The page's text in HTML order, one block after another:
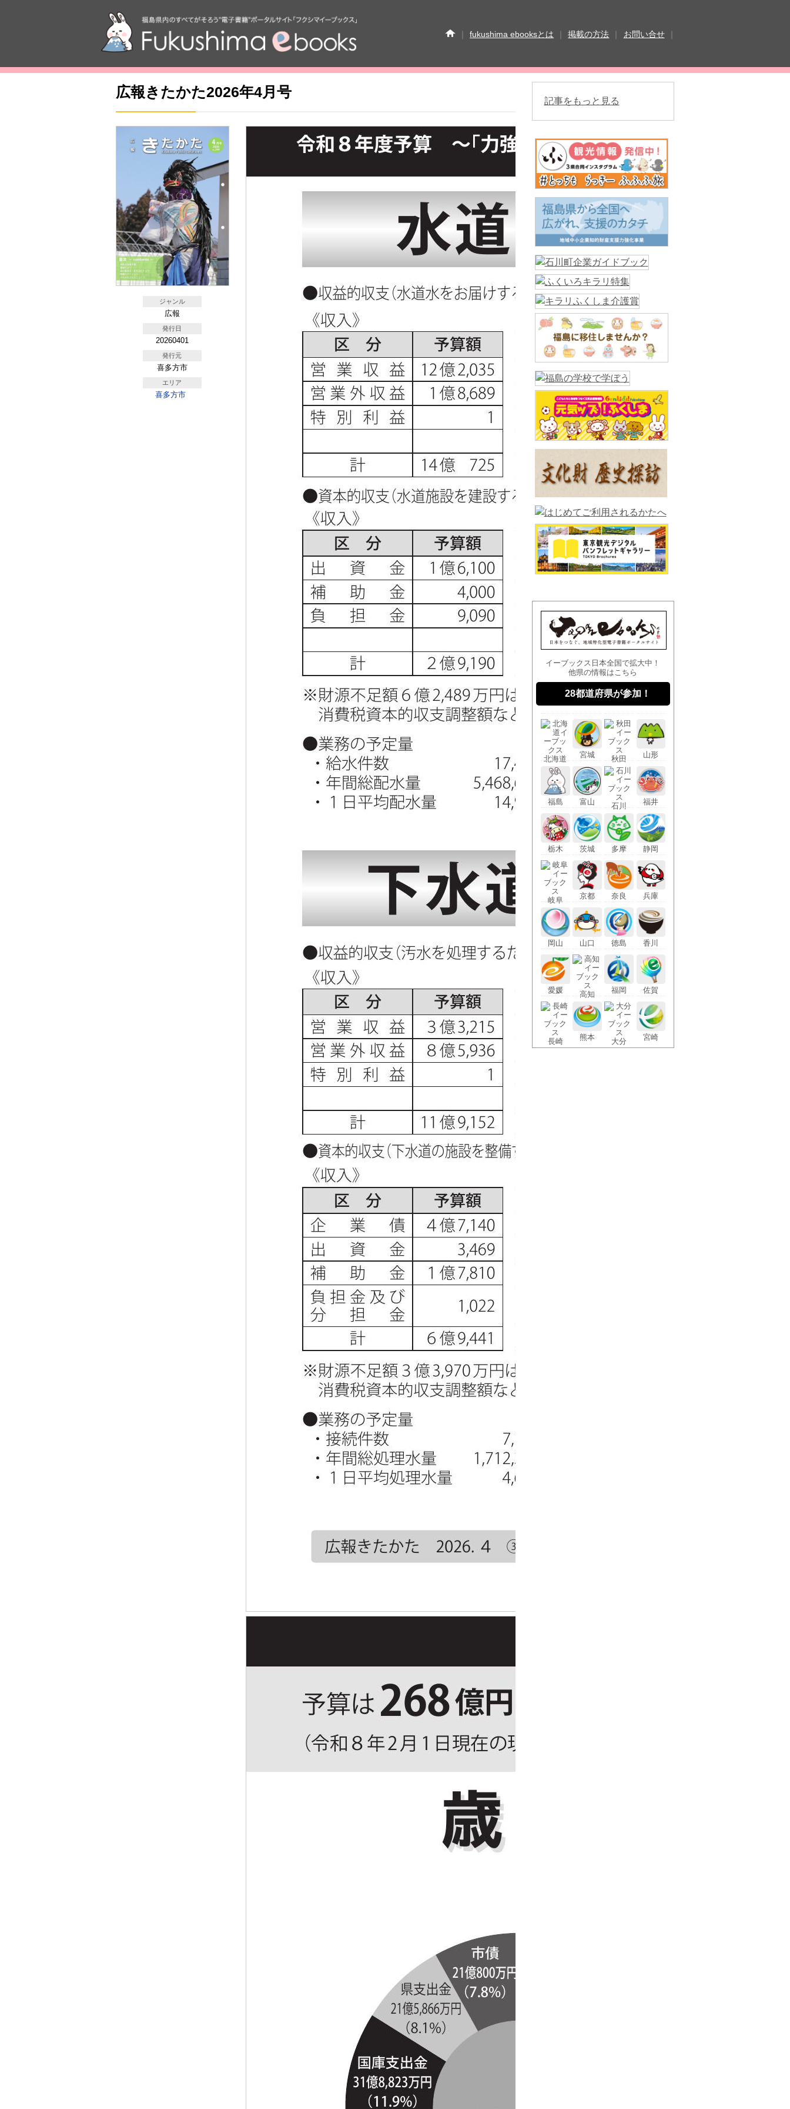
fukushima ebooksとは 掲載の方法 お問い合せ
イベント情報 Facebook
twitter
fukushima ebooksとは
よくある質問
サイトマップ
動作環境
広報きたかた2026年4月号
ジャンル
広報
発行日
20260401
発行元
喜多方市
エリア
喜多方市
記事をもっと見る
イーブックス日本全国で拡大中！
他県の情報はこちら
28都道府県が参加！
北海道 宮城 秋田 山形
福島 富山 石川 福井
栃木 茨城 多摩 静岡
岐阜 京都 奈良 兵庫
岡山 山口 徳島 香川
愛媛 高知 福岡 佐賀
長崎 熊本 大分 宮崎